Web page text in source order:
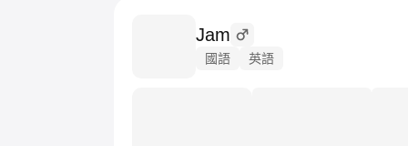
Jam
國語 英語